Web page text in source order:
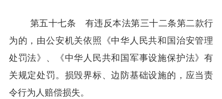
第五十七条 有违反本法第三十二条第二款行
为的，由公安机关依照《中华人民共和国治安管理
处罚法》、《中华人民共和国军事设施保护法》有
关规定处罚。损毁界标、边防基础设施的，应当责
令行为人赔偿损失。